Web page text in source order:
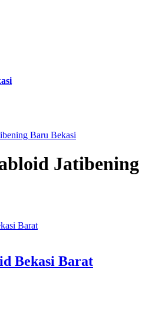
Baru Bekasi
Jatibening
Barat
Bekasi Barat